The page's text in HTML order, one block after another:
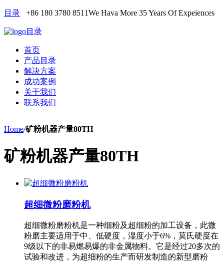
目录 +86 180 3780 8511We Hava More 35 Years Of Expeiences
目录
首页
产品目录
解决方案
成功案例
关于我们
联系我们
Home/矿粉机器产量80TH
矿粉机器产量80TH
超细微粉磨粉机
超细微粉磨粉机是一种细粉及超细粉的加工设备，此微
粉磨主要适用于中、低硬度，湿度小于6%，莫氏硬度在
9级以下的非易燃易爆的非金属物料。它是经过20多次的
试验和改进，为超细粉的生产而研发制造的新型磨粉